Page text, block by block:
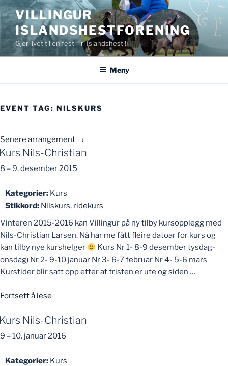
Gå
til
innhold
VILLINGUR
ISLANDSHESTFORENING
Gjør livet til en fest – ri Islandshest !
Meny
EVENT TAG: NILSKURS
Senere arrangement →
Nils-Christian
8 –9. desember 2015
Kategorier: Kurs
Stikkord: Nilskurs, ridekurs
Vinteren 2015-2016 kan Villingur på ny tilby kursopplegg med
Nils-Christian Larsen. Nå har me fått fleire datoar for kurs og
kan tilby nye kurshelger
Kurs Nr 1- 8-9 desember tysdag-
onsdag) Nr 2- 9-10 januar Nr 3- 6-7 februar Nr 4- 5-6 mars
Kurstider blir satt opp etter at fristen er ute og siden …
Fortsett å lese
Christian»
Nils-Christian
9 –10. januar 2016
Kategorier: Kurs